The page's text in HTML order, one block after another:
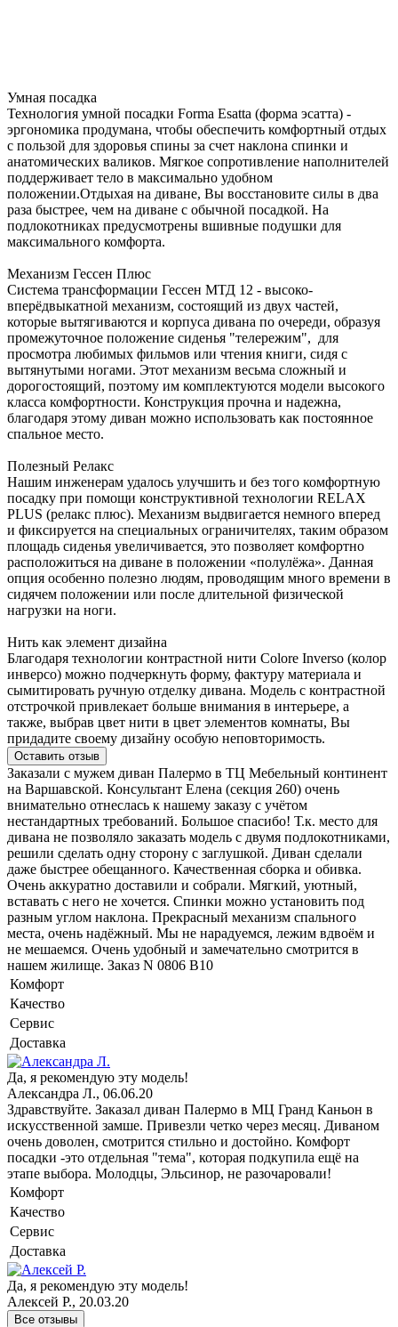
Умная посадка
Технология умной посадки Forma Esatta (форма эсатта) -
эргономика продумана, чтобы обеспечить комфортный отдых
с пользой для здоровья спины за счет наклона спинки и
анатомических валиков. Мягкое сопротивление наполнителей
поддерживает тело в максимально удобном
положении.Отдыхая на диване, Вы восстановите силы в два
раза быстрее, чем на диване с обычной посадкой. На
подлокотниках предусмотрены вшивные подушки для
максимального комфорта.
Механизм Гессен Плюс
Система трансформации Гессен МТД 12 - высоко-
вперёдвыкатной механизм, состоящий из двух частей,
которые вытягиваются и корпуса дивана по очереди, образуя
промежуточное положение сиденья "телережим", для
просмотра любимых фильмов или чтения книги, сидя с
вытянутыми ногами. Этот механизм весьма сложный и
дорогостоящий, поэтому им комплектуются модели высокого
класса комфортности. Конструкция прочна и надежна,
благодаря этому диван можно использовать как постоянное
спальное место.
Полезный Релакс
Нашим инженерам удалось улучшить и без того комфортную
посадку при помощи конструктивной технологии RELAX
PLUS (релакс плюс). Механизм выдвигается немного вперед
и фиксируется на специальных ограничителях, таким образом
площадь сиденья увеличивается, это позволяет комфортно
расположиться на диване в положении «полулёжа». Данная
опция особенно полезно людям, проводящим много времени в
сидячем положении или после длительной физической
нагрузки на ноги.
Нить как элемент дизайна
Благодаря технологии контрастной нити Colore Inverso (колор
инверсо) можно подчеркнуть форму, фактуру материала и
сымитировать ручную отделку дивана. Модель с контрастной
отстрочкой привлекает больше внимания в интерьере, а
также, выбрав цвет нити в цвет элементов комнаты, Вы
придадите своему дизайну особую неповторимость.
Оставить отзыв
Заказали с мужем диван Палермо в ТЦ Мебельный континент
на Варшавской. Консультант Елена (секция 260) очень
внимательно отнеслась к нашему заказу с учётом
нестандартных требований. Большое спасибо! Т.к. место для
дивана не позволяло заказать модель с двумя подлокотниками,
решили сделать одну сторону с заглушкой. Диван сделали
даже быстрее обещанного. Качественная сборка и обивка.
Очень аккуратно доставили и собрали. Мягкий, уютный,
вставать с него не хочется. Спинки можно установить под
разным углом наклона. Прекрасный механизм спального
места, очень надёжный. Мы не нарадуемся, лежим вдвоём и
не мешаемся. Очень удобный и замечательно смотрится в
нашем жилище. Заказ N 0806 B10
Комфорт
Качество
Сервис
Доставка
Да, я рекомендую эту модель!
Александра Л., 06.06.20
Здравствуйте. Заказал диван Палермо в МЦ Гранд Каньон в
искусственной замше. Привезли четко через месяц. Диваном
очень доволен, смотрится стильно и достойно. Комфорт
посадки -это отдельная "тема", которая подкупила ещё на
этапе выбора. Молодцы, Эльсинор, не разочаровали!
Комфорт
Качество
Сервис
Доставка
Да, я рекомендую эту модель!
Алексей Р., 20.03.20
Все отзывы